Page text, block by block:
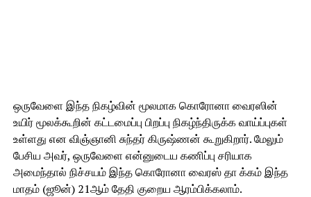
ஒருவேளை இந்த நிகழ்வின் மூலமாக கொரோனா வைரஸின்
உயிர் மூலக்கூறின் கட்டமைப்பு பிறப்பு நிகழ்ந்திருக்க வாய்ப்புகள்
உள்ளது என விஞ்ஞானி சுந்தர் கிருஷ்ணன் கூறுகிறார். மேலும்
பேசிய அவர், ஒருவேளை என்னுடைய கணிப்பு சரியாக
அமைந்தால் நிச்சயம் இந்த கொரோனா வைரஸ் தா க்கம் இந்த
மாதம் (ஜூன்) 21ஆம் தேதி குறைய ஆரம்பிக்கலாம்.